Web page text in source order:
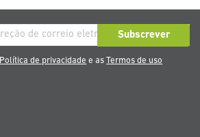
Subscrever
Política de privacidade e as Termos de uso